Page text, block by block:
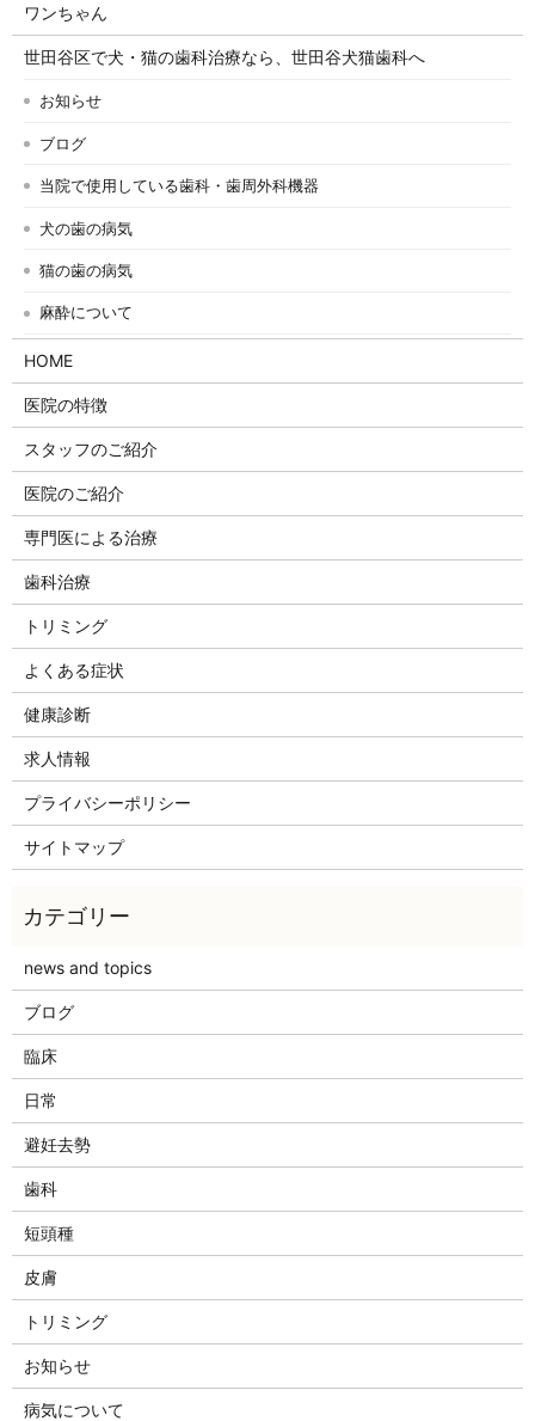
ワンちゃん
世田谷区で犬・猫の歯科治療なら、世田谷犬猫歯科へ
お知らせ
ブログ
当院で使用している歯科・歯周外科機器
犬の歯の病気
猫の歯の病気
麻酔について
HOME
医院の特徴
スタッフのご紹介
医院のご紹介
専門医による治療
歯科治療
トリミング
よくある症状
健康診断
求人情報
プライバシーポリシー
サイトマップ
news and topics
ブログ
臨床
日常
避妊去勢
歯科
短頭種
皮膚
トリミング
お知らせ
病気について